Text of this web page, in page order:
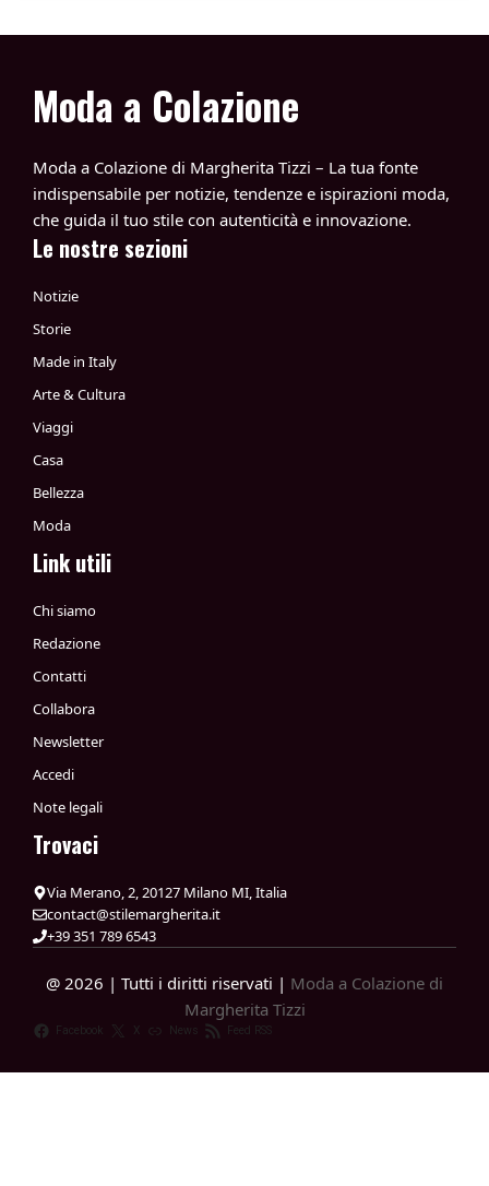
Moda a Colazione
Moda a Colazione di Margherita Tizzi – La tua fonte
indispensabile per notizie, tendenze e ispirazioni moda,
che guida il tuo stile con autenticità e innovazione.
Le nostre sezioni
Notizie
Storie
Made in Italy
Arte & Cultura
Viaggi
Casa
Bellezza
Moda
Link utili
Chi siamo
Redazione
Contatti
Collabora
Newsletter
Accedi
Note legali
Trovaci
Via Merano, 2, 20127 Milano MI, Italia
contact@stilemargherita.it
+39 351 789 6543
@ 2026 | Tutti i diritti riservati | Moda a Colazione di
Margherita Tizzi
Facebook X News Feed RSS